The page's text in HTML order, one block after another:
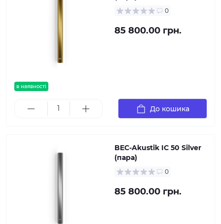
в наявності
0
85 800.00 грн.
До кошика
BEC-Akustik IC 50 Silver
(пара)
0
85 800.00 грн.